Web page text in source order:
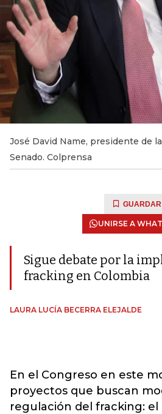
José David Name, presidente de
Senado. Colprensa
GUARDAR
UNIRSE A
Sigue debate por la
fracking en Colombia
LAURA LUCÍA BECERRA ELEJALDE
En el Congreso en este
proyectos que buscan
regulación del fracking: